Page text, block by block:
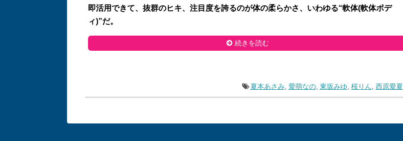
即活用できて、抜群のヒキ、注目度を誇るのが体の柔らかさ、いわゆる“軟体(軟体ボデ
ィ)”だ。
続きを読む
夏本あさみ 愛萌なの, 東坂みゆ 桜りん 西原愛夏